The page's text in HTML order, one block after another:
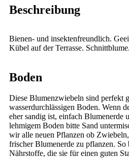
Beschreibung
Bienen- und insektenfreundlich.
Kübel auf der Terrasse. Schnittblume.
Boden
Diese Blumenzwiebeln sind perfekt
wasserdurchlässigen Boden. Wenn
eher sandig ist, einfach Blumenerde
lehmigem Boden bitte Sand
wir alle neuen Pflanzen ob
frischer Blumenerde zu pflanzen.
Nährstoffe, die sie für einen guten